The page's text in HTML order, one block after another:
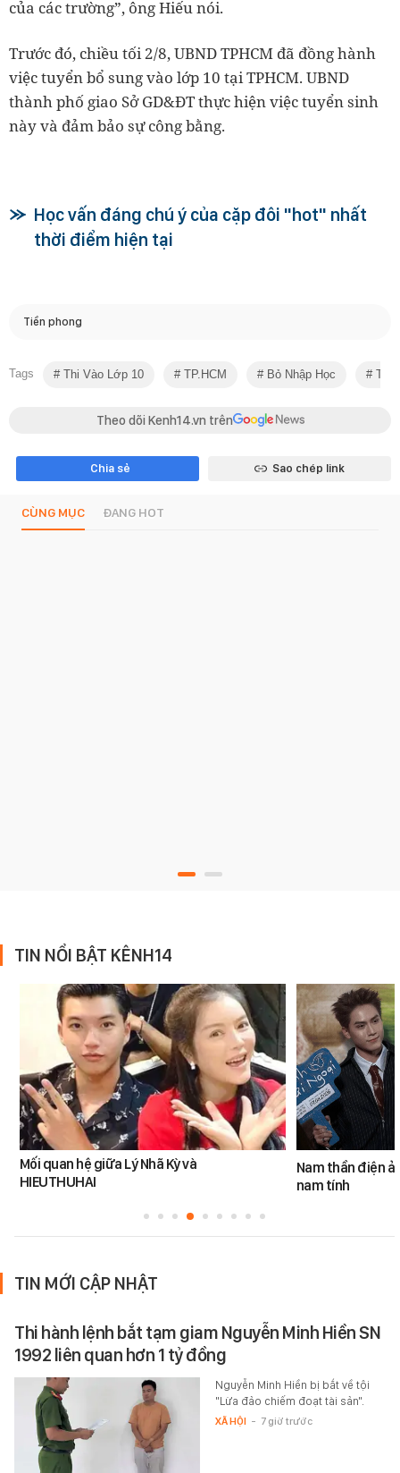
của các trường”, ông Hiếu nói.
Trước đó, chiều tối 2/8, UBND TPHCM đã đồng hành
việc tuyển bổ sung vào lớp 10 tại TPHCM. UBND
thành phố giao Sở GD&ĐT thực hiện việc tuyển sinh
này và đảm bảo sự công bằng.
Học vấn đáng chú ý của cặp đôi "hot" nhất
thời điểm hiện tại
Tiền phong
Tags Thi Vào Lớp 10 TP.HCM Bỏ Nhập Học
Theo dõi Kenh14.vn trên
Chia sẻ Sao chép link
CÙNG MỤC ĐANG HOT
TIN NỔI BẬT KÊNH14
Mối quan hệ giữa Lý Nhã Kỳ và
HIEUTHUHAI
Nam thần điện
nam tính
TIN MỚI CẬP NHẬT
Thi hành lệnh bắt tạm giam Nguyễn Minh Hiền SN
1992 liên quan hơn 1 tỷ đồng
Nguyễn Minh Hiền bị bắt về tội
"Lừa đảo chiếm đoạt tài sản".
XÃ HỘI - 7 giờ trước